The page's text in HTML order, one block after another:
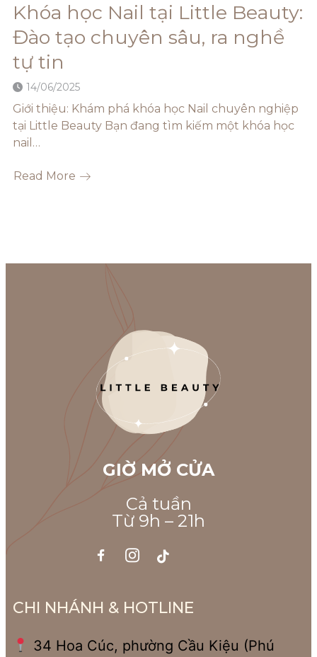
Khóa học Nail tại Little Beauty:
Đào tạo chuyên sâu, ra nghề
tự tin
14/06/2025
Giới thiệu: Khám phá khóa học Nail chuyên nghiệp
tại Little Beauty Bạn đang tìm kiếm một khóa học
nail…
Read More
GIỜ MỞ CỬA
Cả tuần
Từ 9h – 21h
CHI NHÁNH & HOTLINE
34 Hoa Cúc, phường Cầu Kiệu (Phú